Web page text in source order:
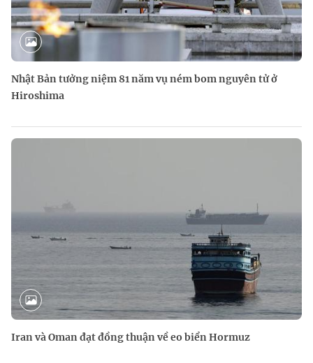
Nhật Bản tưởng niệm 81 năm vụ ném bom nguyên tử ở
Hiroshima
Iran và Oman đạt đồng thuận về eo biển Hormuz